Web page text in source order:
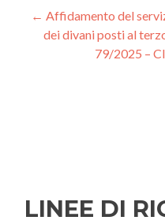
Post
navigation
← Affidamento del
dei divani posti al
79/2025 –
LINEE DI